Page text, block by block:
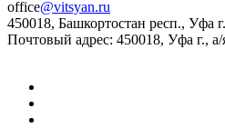
office@vitsyan.ru
450018, Башкортостан респ., Уфа
Почтовый адрес: 450018, Уфа г., а/